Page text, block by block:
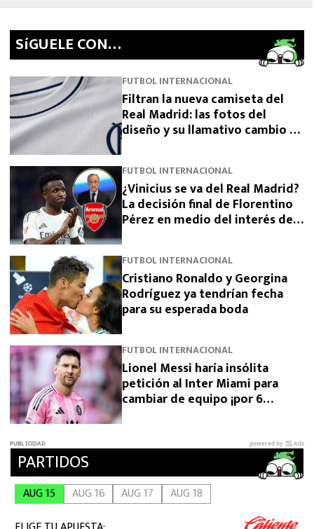
SíGUELE CON…
FUTBOL INTERNACIONAL
Filtran la nueva camiseta del
Real Madrid: las fotos del
diseño y su llamativo cambio de
FUTBOL INTERNACIONAL
¿Vinicius se va del Real Madrid?
La decisión final de Florentino
Pérez en medio del interés del
FUTBOL INTERNACIONAL
Cristiano Ronaldo y Georgina
Rodríguez ya tendrían fecha
para su esperada boda
FUTBOL INTERNACIONAL
Lionel Messi haría insólita
petición al Inter Miami para
cambiar de equipo ¡por 6